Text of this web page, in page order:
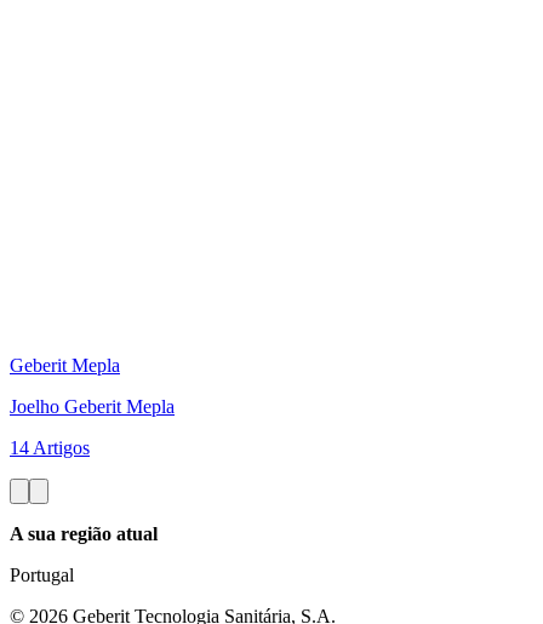
Geberit Mepla
Joelho Geberit Mepla
14 Artigos
A sua região atual
Portugal
© 2026 Geberit Tecnologia Sanitária, S.A.